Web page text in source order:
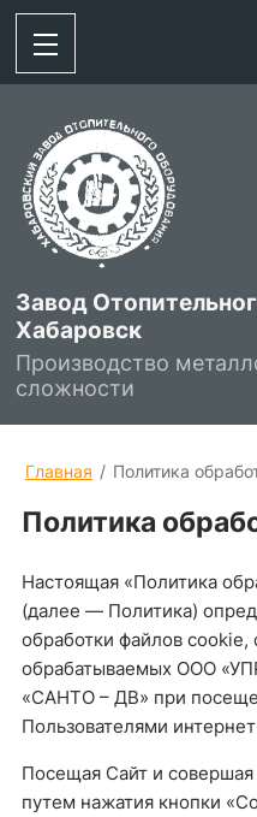
Завод
Хабаровск
Производство
сложности
Главная / Политика
Политика
Настоящая «Политика
(далее — Политика)
обработки файлов cookie,
обрабатываемых ООО
«САНТО – ДВ» при
Пользователями
Посещая Сайт и
путем нажатия кнопки